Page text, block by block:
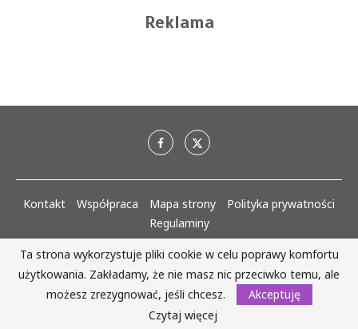
Reklama
Kontakt Współpraca Mapa strony
Polityka prywatności
Regulaminy
AlejaKobiet.pl @2020 - 2023 Wszystkie prawa zastrzeżone. | Realizacja:
www.woh.group
WRÓĆ DO GÓRY
Ta strona wykorzystuje pliki cookie w celu poprawy komfortu
użytkowania. Zakładamy, że nie masz nic przeciwko temu, ale
możesz zrezygnować, jeśli chcesz.
Akceptuję
Czytaj więcej